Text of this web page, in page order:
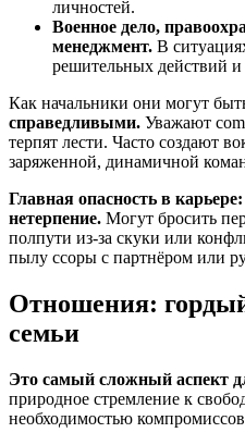
личностей.
Военное дело,
менеджмент. В
решительных действий
Как начальники они могут
справедливыми. Уважают
терпят лести. Часто создают
заряженной, динамичной
Главная опасность в карьере:
нетерпение. Могут бросить
полпути из-за скуки или
пылу ссоры с партнёром или
Отношения:
семьи
Это самый сложный аспект
природное стремление к
необходимостью компромиссов